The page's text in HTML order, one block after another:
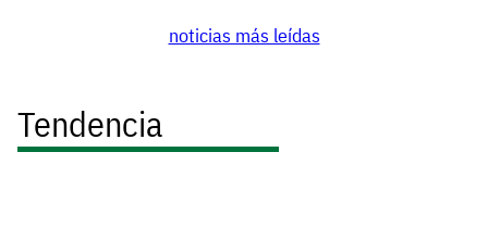
noticias más leídas
Tendencia